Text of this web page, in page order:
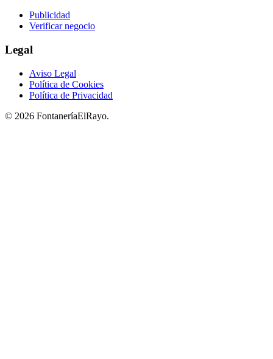
Publicidad
Verificar negocio
Legal
Aviso Legal
Política de Cookies
Política de Privacidad
© 2026 FontaneríaElRayo.